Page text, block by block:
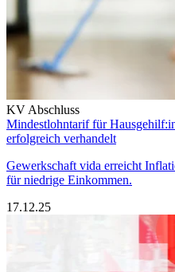
KV Abschluss
Mindestlohntarif für
erfolgreich verhandelt
Gewerkschaft vida erreicht
für niedrige Einkommen.
17.12.25